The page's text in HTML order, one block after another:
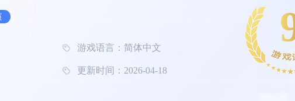
游戏语言：简体中文
更新时间：2026-04-18